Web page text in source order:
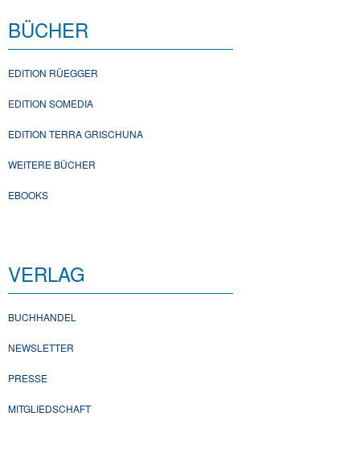
BÜCHER
EDITION RÜEGGER
EDITION SOMEDIA
EDITION TERRA GRISCHUNA
WEITERE BÜCHER
EBOOKS
VERLAG
BUCHHANDEL
NEWSLETTER
PRESSE
MITGLIEDSCHAFT